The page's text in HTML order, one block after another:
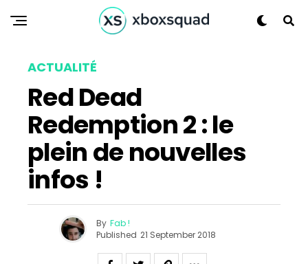
ACTUALITÉ
Red Dead
Redemption 2 : le
plein de nouvelles
infos !
By Fab !
Published 21 September 2018
Reddit
Pinterest